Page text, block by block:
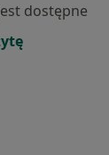
dostępne